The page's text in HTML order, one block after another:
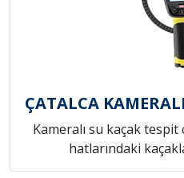
ÇATALCA
Kameralı su kaçak tespit
hatlarındaki